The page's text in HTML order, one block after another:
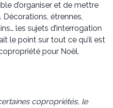
d’organiser et de mettre
Décorations, étrennes,
les sujets d’interrogation
le point sur tout ce qu’il est
pour Noël.
copropriétés, le